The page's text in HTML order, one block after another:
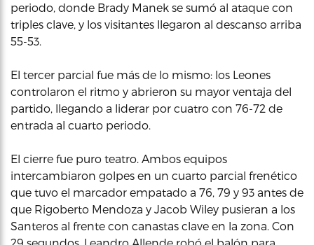
periodo, donde Brady Manek se sumó al ataque con
triples clave, y los visitantes llegaron al descanso arriba
55-53.
El tercer parcial fue más de lo mismo: los Leones
controlaron el ritmo y abrieron su mayor ventaja del
partido, llegando a liderar por cuatro con 76-72 de
entrada al cuarto periodo.
El cierre fue puro teatro. Ambos equipos
intercambiaron golpes en un cuarto parcial frenético
que tuvo el marcador empatado a 76, 79 y 93 antes de
que Rigoberto Mendoza y Jacob Wiley pusieran a los
Santeros al frente con canastas clave en la zona. Con